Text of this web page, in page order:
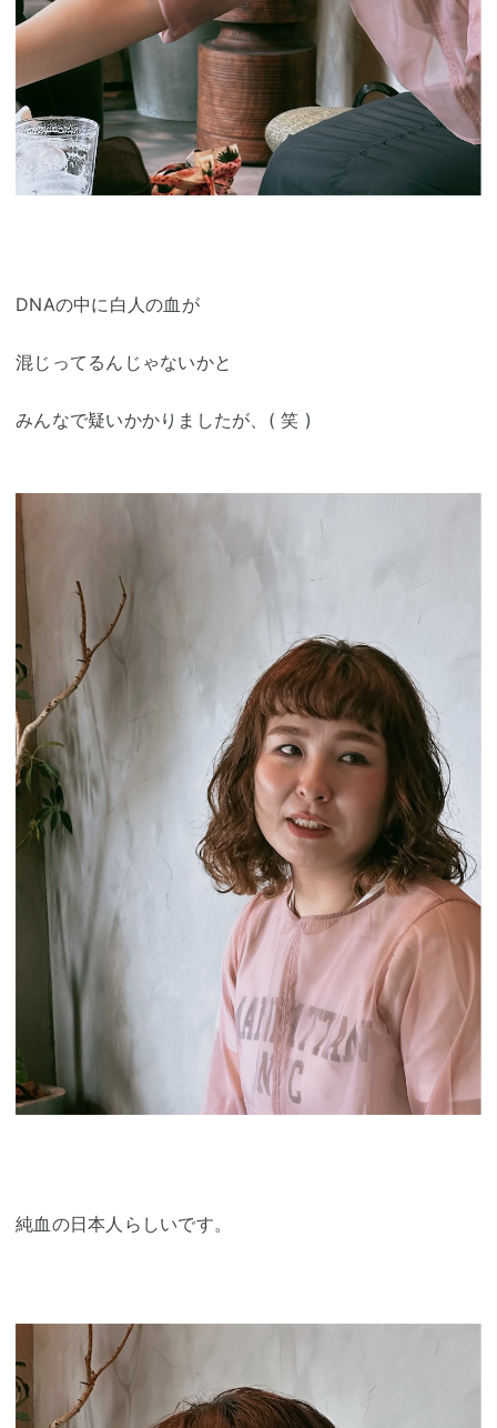
DNAの中に白人の血が
混じってるんじゃないかと
みんなで疑いかかりましたが、( 笑 )
純血の日本人らしいです。